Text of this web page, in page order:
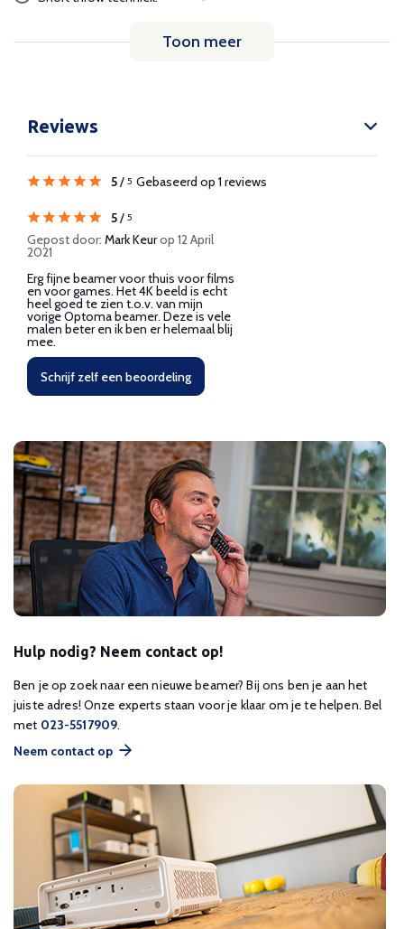
Toon meer
Reviews
5/ 5 Gebaseerd op 1 reviews
5/ 5
Gepost door: Mark Keurop 12 April
2021
Erg fijne beamer voor thuis voor films
en voor games. Het 4K beeld is echt
heel goed te zien t.o.v. van mijn
vorige Optoma beamer. Deze is vele
malen beter en ik ben er helemaal blij
mee.
Schrijf zelf een beoordeling
Hulp nodig? Neem contact op!
Ben je op zoek naar een nieuwe beamer? Bij ons ben je aan het
juiste adres! Onze experts staan voor je klaar om je te helpen. Bel
met 023-5517909.
Neem contact op